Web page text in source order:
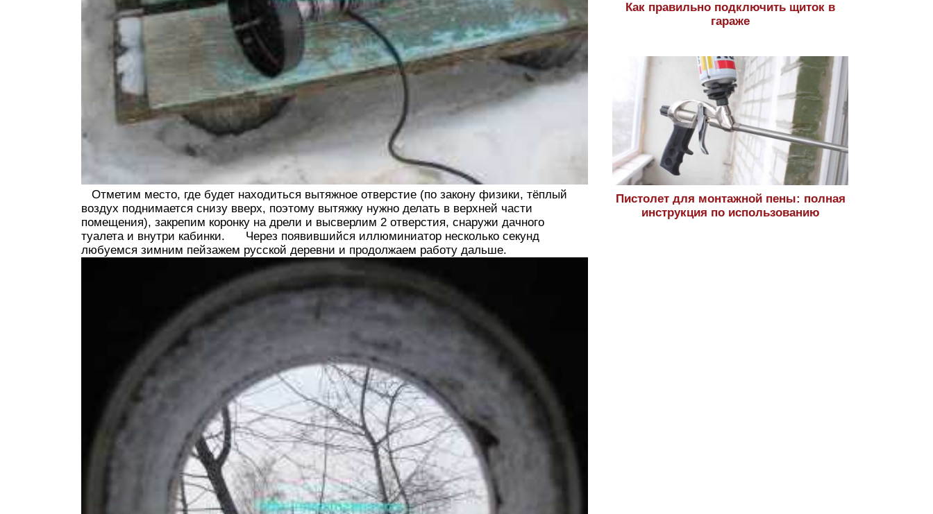
Отметим место, где будет находиться вытяжное отверстие (по закону физики, тёплый
воздух поднимается снизу вверх, поэтому вытяжку нужно делать в верхней части
помещения), закрепим коронку на дрели и высверлим 2 отверстия, снаружи дачного
туалета и внутри кабинки. Через появившийся иллюминиатор несколько секунд
любуемся зимним пейзажем русской деревни и продолжаем работу дальше.
Как правильно подключить щиток в
гараже
Пистолет для монтажной пены: полная
инструкция по использованию